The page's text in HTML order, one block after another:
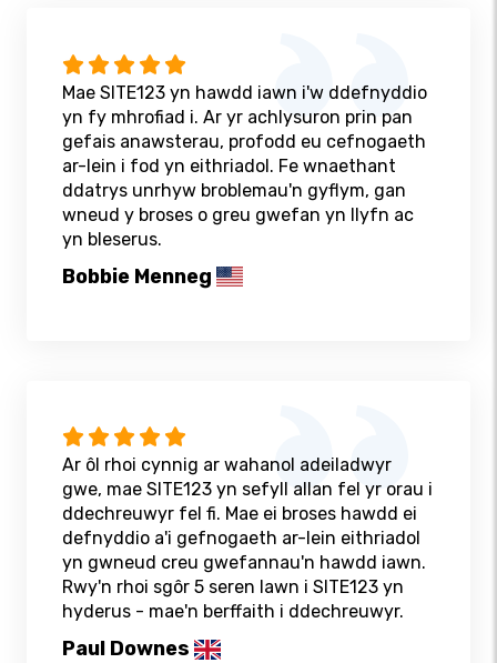
Mae SITE123 yn hawdd iawn i'w ddefnyddio
yn fy mhrofiad i. Ar yr achlysuron prin pan
gefais anawsterau, profodd eu cefnogaeth
ar-lein i fod yn eithriadol. Fe wnaethant
ddatrys unrhyw broblemau'n gyflym, gan
wneud y broses o greu gwefan yn llyfn ac
yn bleserus.
Bobbie Menneg
Ar ôl rhoi cynnig ar wahanol adeiladwyr
gwe, mae SITE123 yn sefyll allan fel yr orau i
ddechreuwyr fel fi. Mae ei broses hawdd ei
defnyddio a'i gefnogaeth ar-lein eithriadol
yn gwneud creu gwefannau'n hawdd iawn.
Rwy'n rhoi sgôr 5 seren lawn i SITE123 yn
hyderus - mae'n berffaith i ddechreuwyr.
Paul Downes